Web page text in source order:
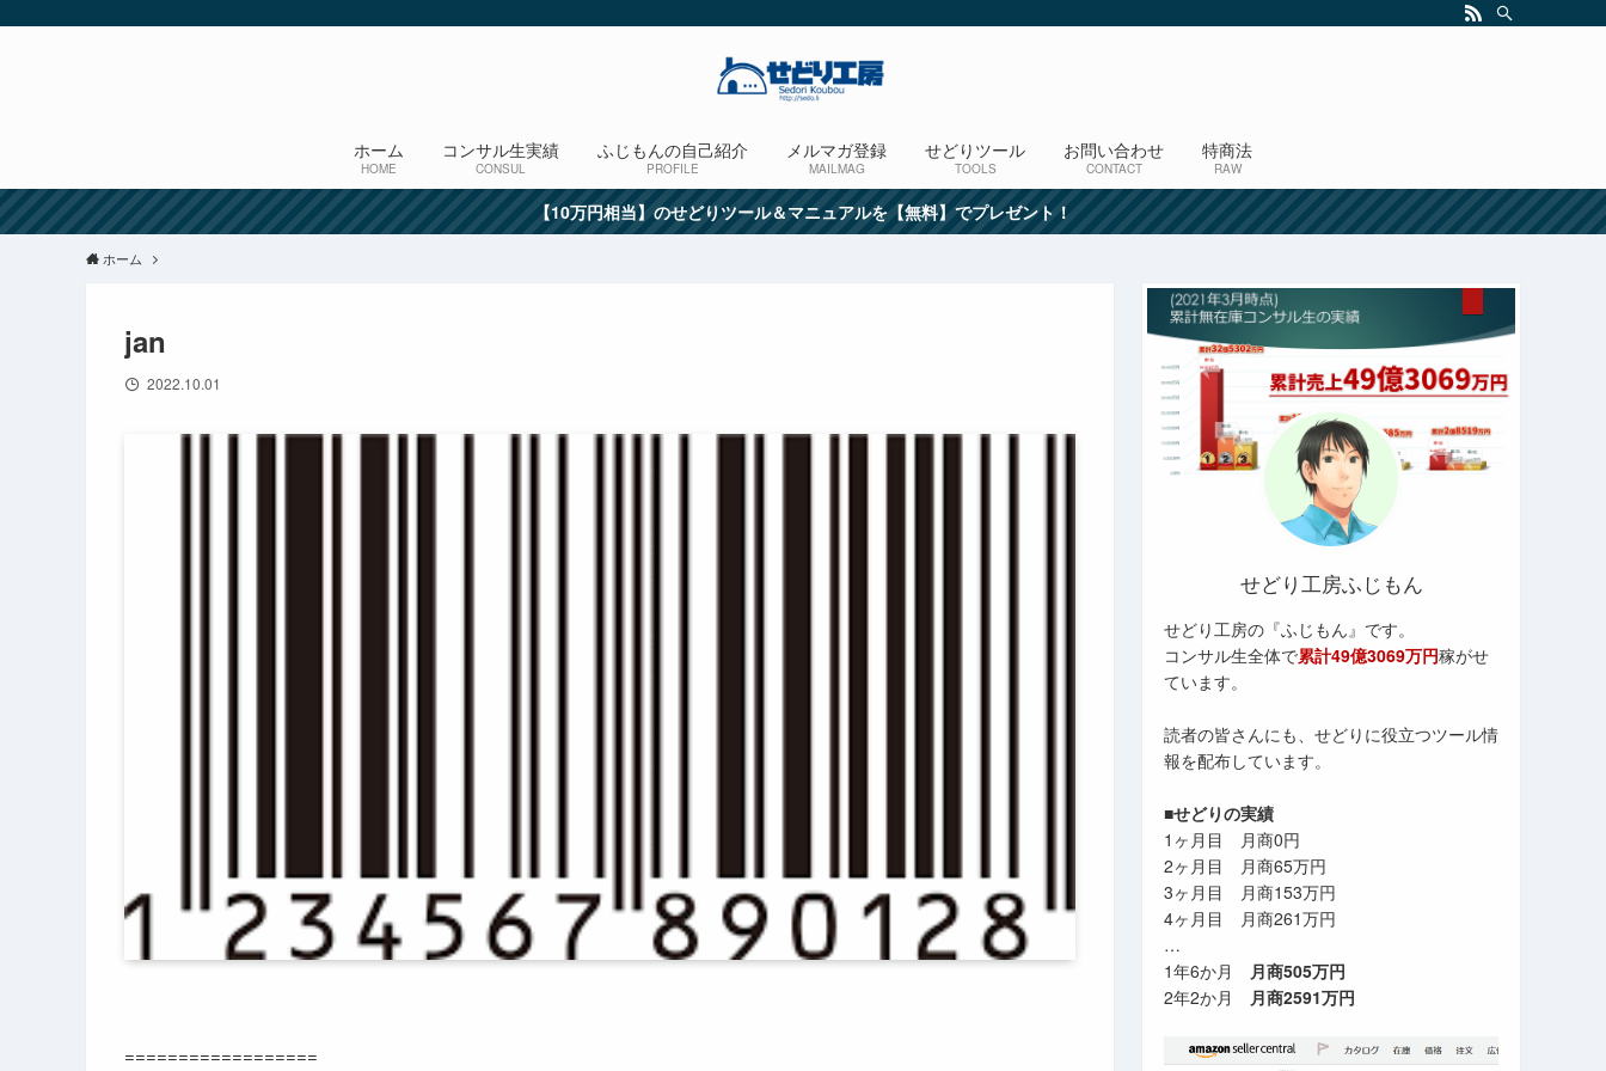
ホーム
HOME
コンサル生実績
CONSUL
ふじもんの自己紹介
PROFILE
メルマガ登録
MAILMAG
せどりツール
TOOLS
お問い合わせ
CONTACT
特商法
RAW
【10万円相当】のせどりツール＆マニュアルを【無料】でプレゼント！
ホーム
jan
2022.10.01
==================
せどり工房ふじもん
せどり工房の『ふじもん』です。
コンサル生全体で累計49億3069万円稼がせ
ています。
読者の皆さんにも、せどりに役立つツール情
報を配布しています。
■せどりの実績
1ヶ月目 月商0円
2ヶ月目 月商65万円
3ヶ月目 月商153万円
4ヶ月目 月商261万円
…
1年6か月 月商505万円
2年2か月 月商2591万円